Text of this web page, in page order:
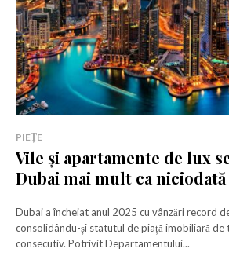
Rămâi conectat la
Rămâi conectat la
PIEȚE
Vile și apartamente de lux
Dubai mai mult ca niciodată
Dubai a încheiat anul 2025 cu vânzări record
consolidându-și statutul de piață imobiliară de
consecutiv. Potrivit Departamentului...